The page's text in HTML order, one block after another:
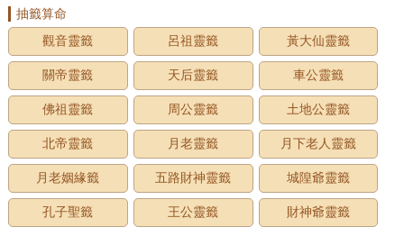
抽籤算命
觀音靈籤
呂祖靈籤 黃大仙靈籤
關帝靈籤 天后靈籤 車公靈籤
佛祖靈籤 周公靈籤 土地公靈籤
北帝靈籤 月老靈籤 月下老人靈籤
月老姻緣籤 五路財神靈籤 城隍爺靈籤
孔子聖籤 王公靈籤 財神爺靈籤